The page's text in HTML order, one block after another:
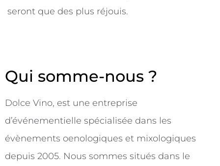
seront que des plus réjouis.
Qui somme-nous ?
Dolce Vino, est une entreprise
d’événementielle spécialisée dans les
évènements oenologiques et mixologiques
depuis 2005. Nous sommes situés dans le